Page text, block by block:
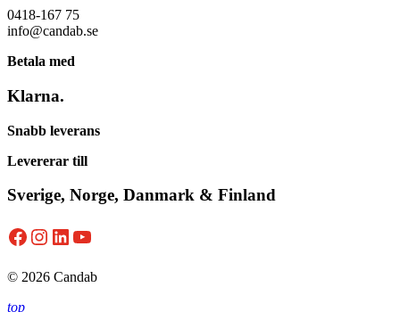
0418-167 75
info@candab.se
Betala med
Klarna.
Snabb leverans
Levererar till
Sverige, Norge, Danmark & Finland
Facebook
Instagram
LinkedIn
YouTube
© 2026 Candab
top